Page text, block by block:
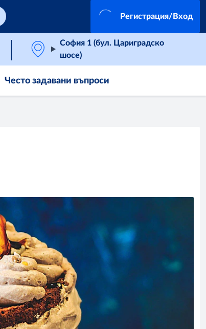
Регистрация/Вход
София 1 (бул. Цариградско
шосе)
Често задавани въпроси